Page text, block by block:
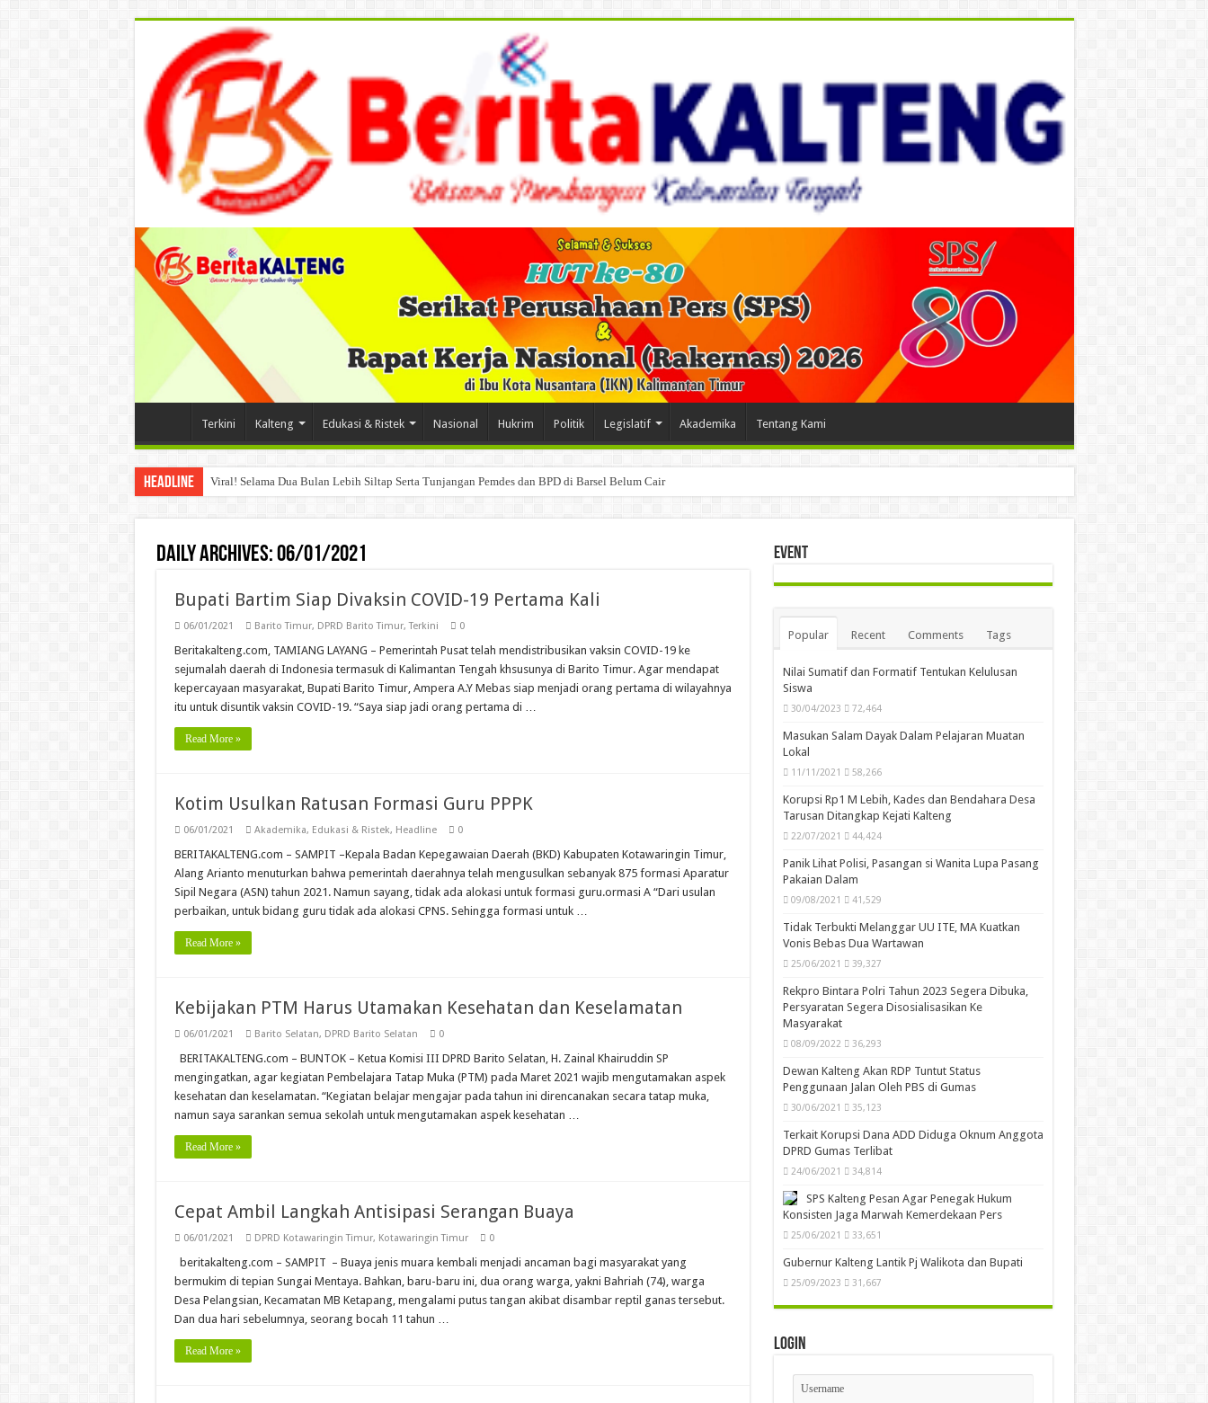
Terkini Kalteng Edukasi & Ristek Nasional Hukrim Politik Legislatif Akademika Tentang Kami
Headline Viral! Selama Dua Bulan Lebih Siltap Serta Tunjangan Pemdes dan BPD di Barsel Belum Cair
Daily Archives:06/01/2021
Bupati Bartim Siap Divaksin COVID-19 Pertama Kali
06/01/2021 Barito Timur, DPRD Barito Timur,Terkini 0
Beritakalteng.com, TAMIANG LAYANG – Pemerintah Pusat telah mendistribusikan vaksin COVID-19 ke
sejumalah daerah di Indonesia termasuk di Kalimantan Tengah khsusunya di Barito Timur. Agar mendapat
kepercayaan masyarakat, Bupati Barito Timur, Ampera A.Y Mebas siap menjadi orang pertama di wilayahnya
itu untuk disuntik vaksin COVID-19. “Saya siap jadi orang pertama di …
Read More »
Kotim Usulkan Ratusan Formasi Guru PPPK
06/01/2021 Akademika, Edukasi & Ristek, Headline 0
BERITAKALTENG.com – SAMPIT –Kepala Badan Kepegawaian Daerah (BKD) Kabupaten Kotawaringin Timur,
Alang Arianto menuturkan bahwa pemerintah daerahnya telah mengusulkan sebanyak 875 formasi Aparatur
Sipil Negara (ASN) tahun 2021. Namun sayang, tidak ada alokasi untuk formasi guru.ormasi A “Dari usulan
perbaikan, untuk bidang guru tidak ada alokasi CPNS. Sehingga formasi untuk …
Read More »
Kebijakan PTM Harus Utamakan Kesehatan dan Keselamatan
06/01/2021 Barito Selatan, DPRD Barito Selatan 0
BERITAKALTENG.com – BUNTOK – Ketua Komisi III DPRD Barito Selatan, H. Zainal Khairuddin SP
mengingatkan, agar kegiatan Pembelajara Tatap Muka (PTM) pada Maret 2021 wajib mengutamakan aspek
kesehatan dan keselamatan. “Kegiatan belajar mengajar pada tahun ini direncanakan secara tatap muka,
namun saya sarankan semua sekolah untuk mengutamakan aspek kesehatan …
Read More »
Cepat Ambil Langkah Antisipasi Serangan Buaya
06/01/2021 DPRD Kotawaringin Timur, Kotawaringin Timur 0
beritakalteng.com – SAMPIT – Buaya jenis muara kembali menjadi ancaman bagi masyarakat yang
bermukim di tepian Sungai Mentaya. Bahkan, baru-baru ini, dua orang warga, yakni Bahriah (74), warga
Desa Pelangsian, Kecamatan MB Ketapang, mengalami putus tangan akibat disambar reptil ganas terse­but.
Dan dua hari sebelumnya, se­orang bocah 11 tahun …
Read More »
Event
Popular Recent Comments Tags
Nilai Sumatif dan Formatif Tentukan Kelulusan
Siswa
30/04/2023 72,464
Masukan Salam Dayak Dalam Pelajaran Muatan
Lokal
11/11/2021 58,266
Korupsi Rp1 M Lebih, Kades dan Bendahara Desa
Tarusan Ditangkap Kejati Kalteng
22/07/2021 44,424
Panik Lihat Polisi, Pasangan si Wanita Lupa Pasang
Pakaian Dalam
09/08/2021 41,529
Tidak Terbukti Melanggar UU ITE, MA Kuatkan
Vonis Bebas Dua Wartawan
25/06/2021 39,327
Rekpro Bintara Polri Tahun 2023 Segera Dibuka,
Persyaratan Segera Disosialisasikan Ke
Masyarakat
08/09/2022 36,293
Dewan Kalteng Akan RDP Tuntut Status
Penggunaan Jalan Oleh PBS di Gumas
30/06/2021 35,123
Terkait Korupsi Dana ADD Diduga Oknum Anggota
DPRD Gumas Terlibat
24/06/2021 34,814
SPS Kalteng Pesan Agar Penegak Hukum
Konsisten Jaga Marwah Kemerdekaan Pers
25/06/2021 33,651
Gubernur Kalteng Lantik Pj Walikota dan Bupati
25/09/2023 31,667
Login